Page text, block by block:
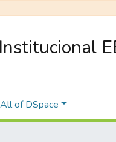
All of DSpace